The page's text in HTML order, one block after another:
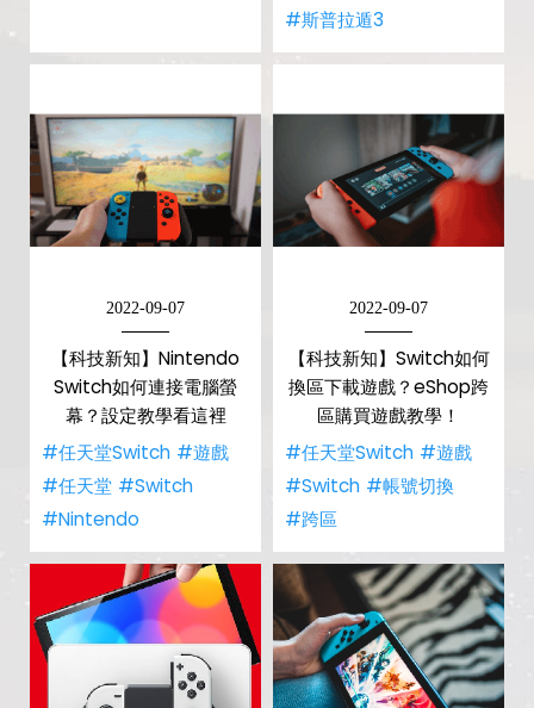
#斯普拉遁3
2022-09-07
【科技新知】Nintendo
Switch如何連接電腦螢
幕？設定教學看這裡
#任天堂Switch #遊戲
#任天堂 #Switch
#Nintendo
2022-09-07
【科技新知】Switch如何
換區下載遊戲？eShop跨
區購買遊戲教學！
#任天堂Switch #遊戲
#Switch #帳號切換
#跨區